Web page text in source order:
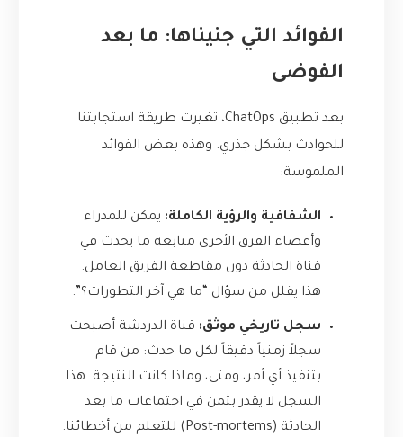
الفوائد التي جنيناها: ما بعد
الفوضى
بعد تطبيق ChatOps، تغيرت طريقة استجابتنا
للحوادث بشكل جذري. وهذه بعض الفوائد
الملموسة:
الشفافية والرؤية الكاملة: يمكن للمدراء
وأعضاء الفرق الأخرى متابعة ما يحدث في
قناة الحادثة دون مقاطعة الفريق العامل.
هذا يقلل من سؤال “ما هي آخر التطورات؟”.
سجل تاريخي موثق: قناة الدردشة أصبحت
سجلاً زمنياً دقيقاً لكل ما حدث: من قام
بتنفيذ أي أمر، ومتى، وماذا كانت النتيجة. هذا
السجل لا يقدر بثمن في اجتماعات ما بعد
الحادثة (Post-mortems) للتعلم من أخطائنا.